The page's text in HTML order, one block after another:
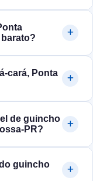
cará, Ponta
de guincho
guincho